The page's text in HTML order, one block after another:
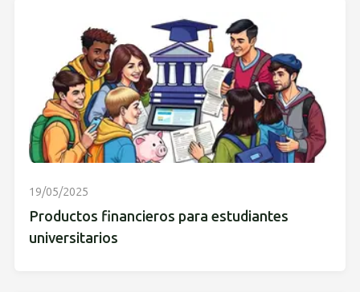
19/05/2025
Productos financieros para estudiantes
universitarios